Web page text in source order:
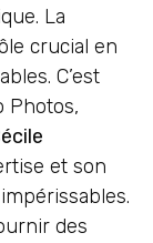
La
crucial en
C’est
Photos,
et son
des